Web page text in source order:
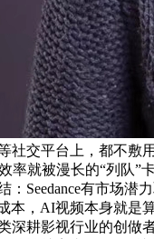
社交平台上，都不敷
率就被漫长的“列队”
：Seedance有市场潜
本，AI视频本身就是
深耕影视行业的创做